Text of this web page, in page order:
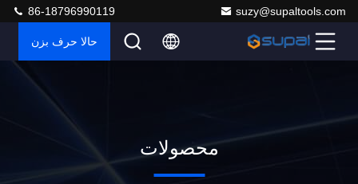
suzy@supaltools.com
86-18796990119
حالا حرف بزن
محصولات